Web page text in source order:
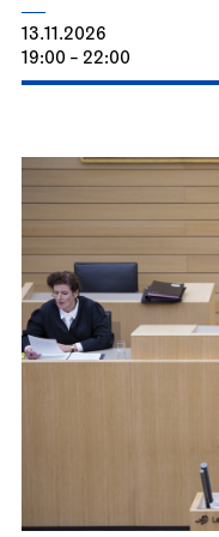
Prices 8 / 24 / 31 /
11:00
Staatstheater
house